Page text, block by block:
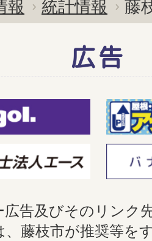
報 統計情報 藤
広告
広告及びそのリンク
、藤枝市が推奨等を